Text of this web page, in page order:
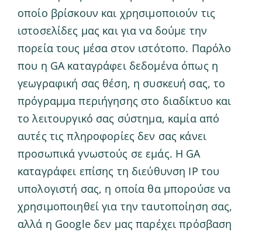
οποίο βρίσκουν και χρησιμοποιούν τις
ιστοσελίδες μας και για να δούμε την
πορεία τους μέσα στον ιστότοπο. Παρόλο
που η GA καταγράφει δεδομένα όπως η
γεωγραφική σας θέση, η συσκευή σας, το
πρόγραμμα περιήγησης στο διαδίκτυο και
το λειτουργικό σας σύστημα, καμία από
αυτές τις πληροφορίες δεν σας κάνει
προσωπικά γνωστούς σε εμάς. Η GA
καταγράφει επίσης τη διεύθυνση IP του
υπολογιστή σας, η οποία θα μπορούσε να
χρησιμοποιηθεί για την ταυτοποίηση σας,
αλλά η Google δεν μας παρέχει πρόσβαση